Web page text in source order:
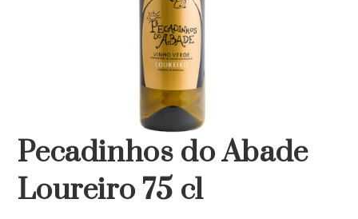
Pecadinhos do Abade
Loureiro 75 cl